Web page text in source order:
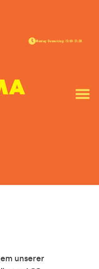
Montag - Donnerstag: 15:00 - 21:30
unserer